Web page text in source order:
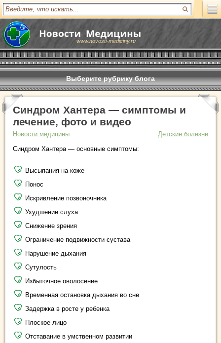
www.novosti-mediciny.ru
Выберите рубрику блога
Синдром Хантера — симптомы и
лечение, фото и видео
Новости медицины
Детские болезни
Синдром Хантера — основные симптомы:
Высыпания на коже
Понос
Искривление позвоночника
Ухудшение слуха
Снижение зрения
Ограничение подвижности сустава
Нарушение дыхания
Сутулость
Избыточное оволосение
Временная остановка дыхания во сне
Задержка в росте у ребенка
Плоское лицо
Отставание в умственном развитии